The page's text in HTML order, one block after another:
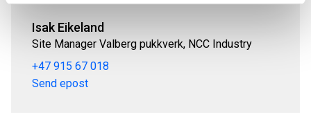
Isak Eikeland
Site Manager Valberg pukkverk, NCC Industry
+47 915 67 018
Send epost